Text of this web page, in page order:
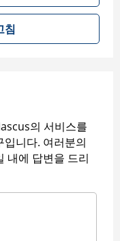
침
의 서비스를
니다. 여러분의
내에 답변을 드리